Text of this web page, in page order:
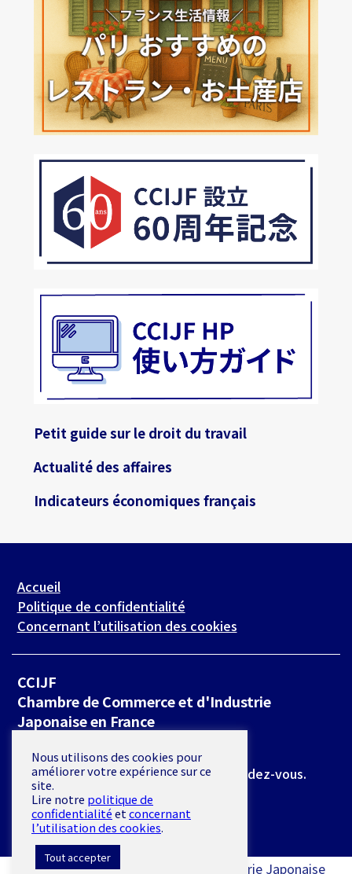
Petit guide sur le droit du travail
Actualité des affaires
Indicateurs économiques français
Accueil
Politique de confidentialité
Concernant l’utilisation des cookies
CCIJF
Chambre de Commerce et d'Industrie
Japonaise en France
19 rue de Milan 75009 Paris
*L’accès se fait exclusivement sur rendez-vous.
E-mail :secretariat@ccijf.asso.fr
© Chambre de Commerce et d'Industrie Japonaise
Nous utilisons des cookies pour
améliorer votre expérience sur ce
site.
Lire notre politique de
confidentialitéetconcernant
l’utilisation des cookies.
Tout accepter